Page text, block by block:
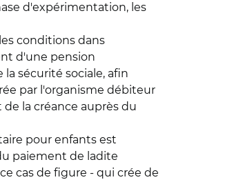
d'expérimentation, les
conditions dans
d'une pension
sécurité sociale, afin
par l'organisme débiteur
la créance auprès du
pour enfants est
paiement de ladite
cas de figure - qui crée de